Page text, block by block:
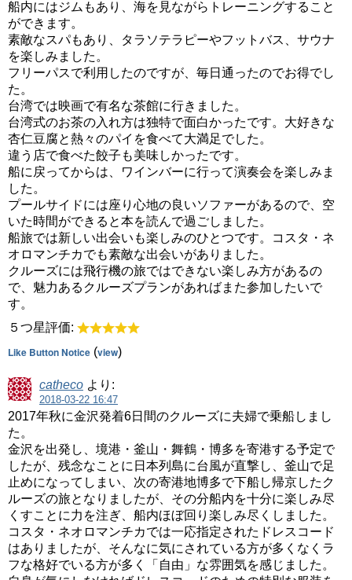
船内にはジムもあり、海を見ながらトレーニングすること
ができます。
素敵なスパもあり、タラソテラピーやフットバス、サウナ
を楽しみました。
フリーパスで利用したのですが、毎日通ったのでお得でし
た。
台湾では映画で有名な茶館に行きました。
台湾式のお茶の入れ方は独特で面白かったです。大好きな
杏仁豆腐と熱々のパイを食べて大満足でした。
違う店で食べた餃子も美味しかったです。
船に戻ってからは、ワインバーに行って演奏会を楽しみま
した。
プールサイドには座り心地の良いソファーがあるので、空
いた時間ができると本を読んで過ごしました。
船旅では新しい出会いも楽しみのひとつです。コスタ・ネ
オロマンチカでも素敵な出会いがありました。
クルーズには飛行機の旅ではできない楽しみ方があるの
で、魅力あるクルーズプランがあればまた参加したいで
す。
５つ星評価:
Like Button Notice (view)
catheco より:
2018-03-22 16:47
2017年秋に金沢発着6日間のクルーズに夫婦で乗船しまし
た。
金沢を出発し、境港・釜山・舞鶴・博多を寄港する予定で
したが、残念なことに日本列島に台風が直撃し、釜山で足
止めになってしまい、次の寄港地博多で下船し帰京したク
ルーズの旅となりましたが、その分船内を十分に楽しみ尽
くすことに力を注ぎ、船内ほぼ回り楽しみ尽くしました。
コスタ・ネオロマンチカでは一応指定されたドレスコード
はありましたが、そんなに気にされている方が多くなくラ
フな格好でいる方が多く「自由」な雰囲気を感じました。